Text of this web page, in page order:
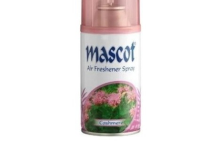
Endüstriyel Zemin Yıkama Makineleri
Halı Kurutma Makineleri
Mekanik Dış Alan Süpürücüler